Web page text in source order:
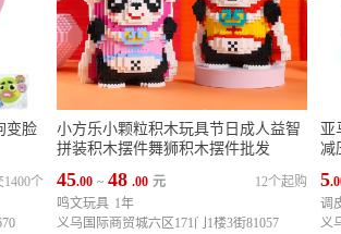
变脸
1400个
小方乐小颗粒积木玩具节日成人益智
拼装积木摆件舞狮积木摆件批发
45.00 ~ 48 .00 元
12个起购
鸣文玩具 1年
义乌国际商贸城六区171门1楼3街81057
亚
减
5
调
义